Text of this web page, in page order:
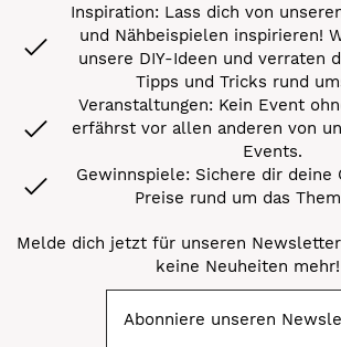
Inspiration: Lass dich von
und Nähbeispielen inspirieren!
unsere DIY-Ideen und verraten
Tipps und Tricks rund
Veranstaltungen: Kein Event
erfährst vor allen anderen von
Events.
Gewinnspiele: Sichere dir deine
Preise rund um das
Melde dich jetzt für unseren
keine Neuheiten mehr!
Abonniere unseren